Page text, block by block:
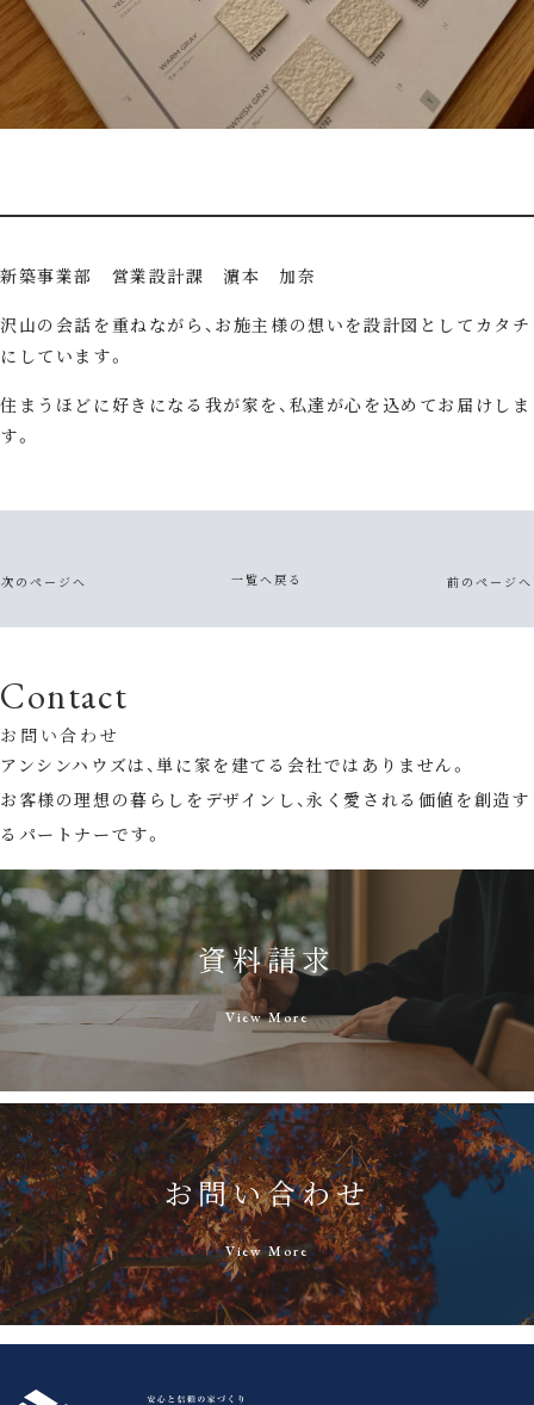
新築事業部 営業設計課 濵本 加奈
沢山の会話を重ねながら、お施主様の想いを設計図としてカタチ
にしています。
住まうほどに好きになる我が家を、私達が心を込めてお届けしま
す。
次のページへ 一覧へ戻る 前のページへ
Contact
お問い合わせ
アンシンハウズは、単に家を建てる会社ではありません。
お客様の理想の暮らしをデザインし、永く愛される価値を創造す
るパートナーです。
資料請求
View More
お問い合わせ
View More